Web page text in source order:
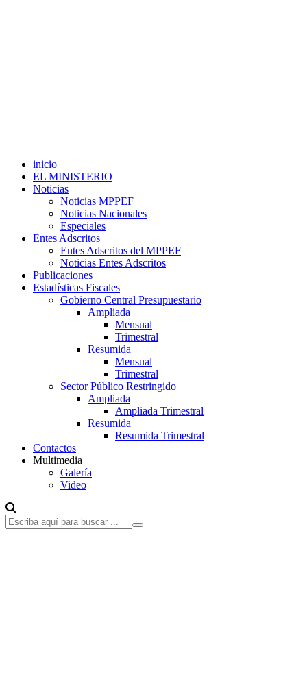
inicio
EL MINISTERIO
Noticias
Noticias MPPEF
Noticias Nacionales
Especiales
Entes Adscritos
Entes Adscritos del MPPEF
Noticias Entes Adscritos
Publicaciones
Estadísticas Fiscales
Gobierno Central Presupuestario
Ampliada
Mensual
Trimestral
Resumida
Mensual
Trimestral
Sector Público Restringido
Ampliada
Ampliada Trimestral
Resumida
Resumida Trimestral
Contactos
Multimedia
Galería
Video